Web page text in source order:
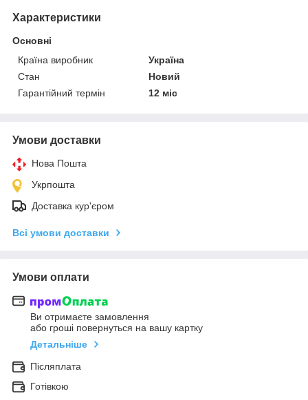
Характеристики
Основні
Країна виробник
Україна
Стан
Новий
Гарантійний термін
12 міс
Умови доставки
Нова Пошта
Укрпошта
Доставка кур'єром
Всі умови доставки
Умови оплати
Ви отримаєте замовлення
або гроші повернуться на вашу картку
Детальніше
Післяплата
Готівкою